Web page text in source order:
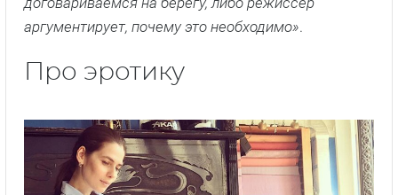
аргументирует, почему это необходимо».
Про эротику